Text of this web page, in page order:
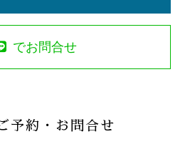
でお問合せ
予約・お問合せ